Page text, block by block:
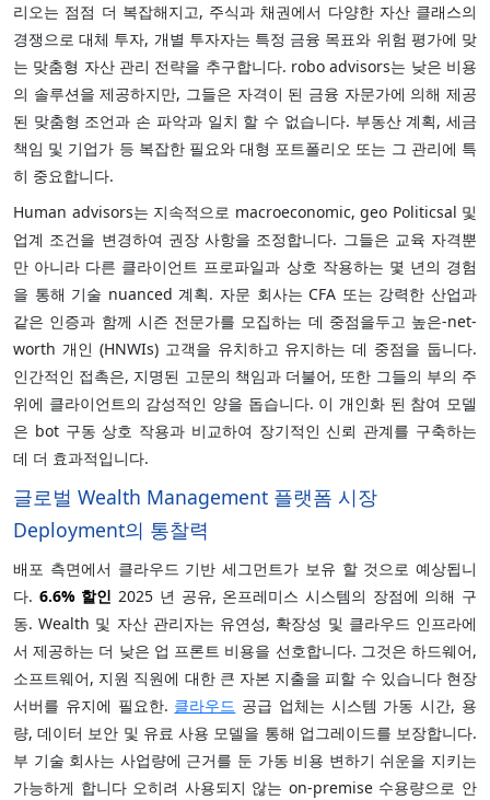
리오는 점점 더 복잡해지고, 주식과 채권에서 다양한 자산 클래스의
경쟁으로 대체 투자, 개별 투자자는 특정 금융 목표와 위험 평가에 맞
는 맞춤형 자산 관리 전략을 추구합니다. robo advisors는 낮은 비용
의 솔루션을 제공하지만, 그들은 자격이 된 금융 자문가에 의해 제공
된 맞춤형 조언과 손 파악과 일치 할 수 없습니다. 부동산 계획, 세금
책임 및 기업가 등 복잡한 필요와 대형 포트폴리오 또는 그 관리에 특
히 중요합니다.
Human advisors는 지속적으로 macroeconomic, geo Politicsal 및
업계 조건을 변경하여 권장 사항을 조정합니다. 그들은 교육 자격뿐
만 아니라 다른 클라이언트 프로파일과 상호 작용하는 몇 년의 경험
을 통해 기술 nuanced 계획. 자문 회사는 CFA 또는 강력한 산업과
같은 인증과 함께 시즌 전문가를 모집하는 데 중점을두고 높은-net-
worth 개인 (HNWIs) 고객을 유치하고 유지하는 데 중점을 둡니다.
인간적인 접촉은, 지명된 고문의 책임과 더불어, 또한 그들의 부의 주
위에 클라이언트의 감성적인 양을 돕습니다. 이 개인화 된 참여 모델
은 bot 구동 상호 작용과 비교하여 장기적인 신뢰 관계를 구축하는
데 더 효과적입니다.
글로벌 Wealth Management 플랫폼 시장
Deployment의 통찰력
배포 측면에서 클라우드 기반 세그먼트가 보유 할 것으로 예상됩니
다. 6.6%할인 2025 년 공유, 온프레미스 시스템의 장점에 의해 구
동. Wealth 및 자산 관리자는 유연성, 확장성 및 클라우드 인프라에
서 제공하는 더 낮은 업 프론트 비용을 선호합니다. 그것은 하드웨어,
소프트웨어, 지원 직원에 대한 큰 자본 지출을 피할 수 있습니다 현장
서버를 유지에 필요한. 클라우드 공급 업체는 시스템 가동 시간, 용
량, 데이터 보안 및 유료 사용 모델을 통해 업그레이드를 보장합니다.
부 기술 회사는 사업량에 근거를 둔 가동 비용 변하기 쉬운을 지키는
가능하게 합니다 오히려 사용되지 않는 on-premise 수용량으로 안